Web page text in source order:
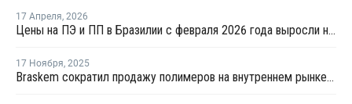
17 Апреля, 2026
Цены на ПЭ и ПП в Бразилии с февраля 2026 года выросли на 64–80%
17 Ноября, 2025
Braskem сократил продажу полимеров на внутреннем рынке в 3-м квартале